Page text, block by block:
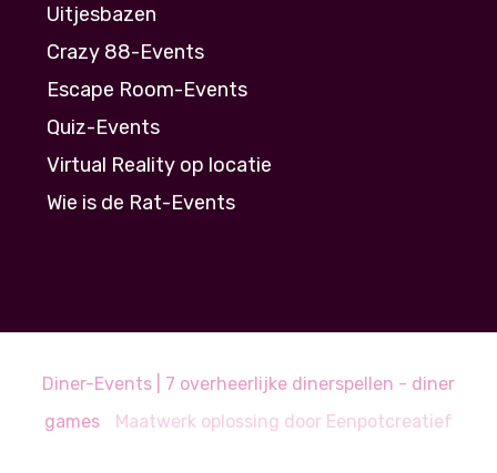
Uitjesbazen
Crazy 88-Events
Escape Room-Events
Quiz-Events
Virtual Reality op locatie
Wie is de Rat-Events
Diner-Events | 7 overheerlijke dinerspellen - diner
games
Maatwerk oplossing door Eenpotcreatief